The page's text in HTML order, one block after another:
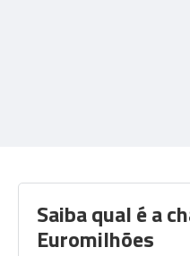
Saiba qual é a
Euromilhões